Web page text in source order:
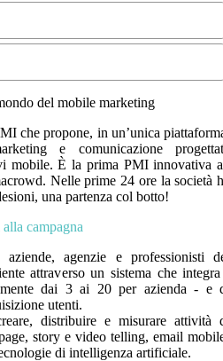
che propone, in un’unica
e comunicazione
mobile. È la prima PMI innovativa
Nelle prime 24 ore la società
una partenza col botto!
campagna
agenzie e professionisti
attraverso un sistema che
dai 3 ai 20 per azienda - e
utenti.
distribuire e misurare attività
story e video telling, email
di intelligenza artificiale.